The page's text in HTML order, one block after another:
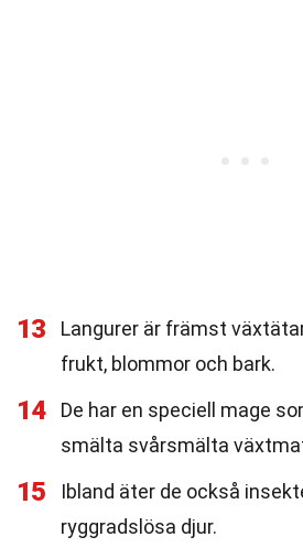
13
Langurer är främst
frukt, blommor och bark.
14
De har en speciell mage
smälta svårsmälta
15
Ibland äter de också
ryggradslösa djur.